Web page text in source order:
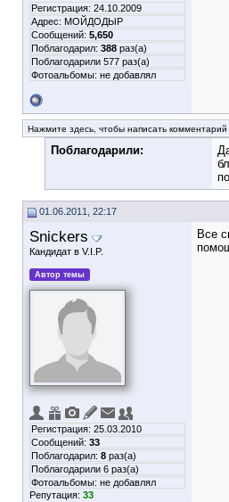
Регистрация: 24.10.2009
Адрес: МОЙДОДЫР
Сообщений: 5,650
Поблагодарил: 388 раз(а)
Поблагодарили 577 раз(а)
Фотоальбомы: не добавлял
Нажмите здесь, чтобы написать
Поблагодарили:
01.06.2011, 22:17
Snickers
Кандидат в V.I.P.
Автор темы
Регистрация: 25.03.2010
Сообщений: 33
Поблагодарил: 8 раз(а)
Поблагодарили 6 раз(а)
Фотоальбомы: не добавлял
Репутация: 33
Все